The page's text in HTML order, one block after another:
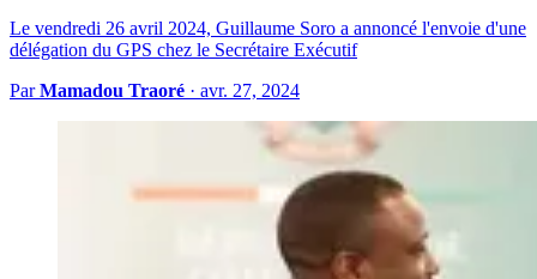
Le vendredi 26 avril 2024, Guillaume Soro a annoncé l'envoie d'une
délégation du GPS chez le Secrétaire Exécutif
ParMamadou Traoré · avr. 27, 2024